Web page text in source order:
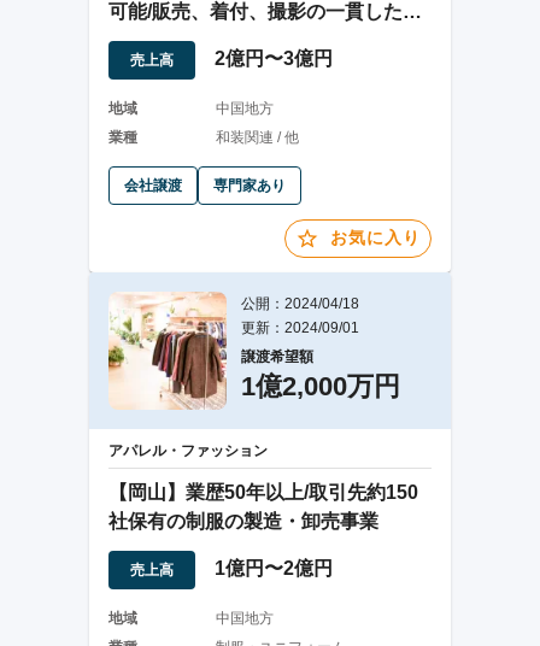
可能/販売、着付、撮影の一貫したサ
ービスを展開
売上高 2億円〜3億円
地域
中国地方
業種
和装関連 / 他
会社譲渡 専門家あり
お気に入り
公開：2024/04/18
更新：2024/09/01
譲渡希望額
1億2,000万円
アパレル・ファッション
【岡山】業歴50年以上/取引先約150
社保有の制服の製造・卸売事業
売上高 1億円〜2億円
地域
中国地方